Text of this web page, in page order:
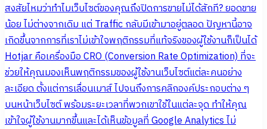
สงสัยไหมว่าทำไมเว็บไซต์ของคุณถึงปิดการขายไม่ได้สักที? ยอดขาย
น้อย ไม่ต่างจากเดิม แต่ Traffic กลับมีเข้ามาอยู่ตลอด ปัญหานี้อาจ
เกิดขึ้นจากการที่เราไม่เข้าใจพฤติกรรมที่แท้จริงของผู้ใช้งานก็เป็นได้
Hotjar คือเครื่องมือ CRO (Conversion Rate Optimization) ที่จะ
ช่วยให้คุณมองเห็นพฤติกรรมของผู้ใช้งานเว็บไซต์แต่ละคนอย่าง
ละเอียด ตั้งแต่การเลื่อนเมาส์ ไปจนถึงการคลิกองค์ประกอบต่าง ๆ
บนหน้าเว็บไซต์ พร้อมระยะเวลาที่พวกเขาใช้ในแต่ละจุด ทำให้คุณ
เข้าใจผู้ใช้งานมากขึ้นและได้เห็นข้อมูลที่ Google Analytics ไม่